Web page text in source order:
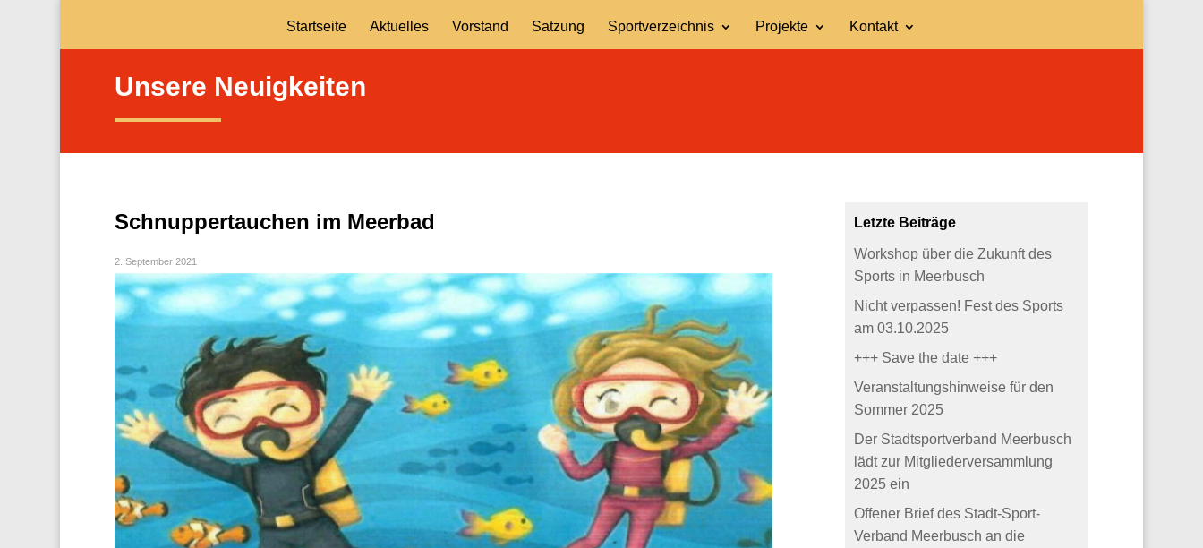
Startseite Aktuelles Vorstand Satzung Sportverzeichnis Projekte Kontakt
Unsere Neuigkeiten
Schnuppertauchen im Meerbad
2. September 2021
Letzte Beiträge
Workshop über die Zukunft des
Sports in Meerbusch
Nicht verpassen! Fest des Sports
am 03.10.2025
+++ Save the date +++
Veranstaltungshinweise für den
Sommer 2025
Der Stadtsportverband Meerbusch
lädt zur Mitgliederversammlung
2025 ein
Offener Brief des Stadt-Sport-
Verband Meerbusch an die